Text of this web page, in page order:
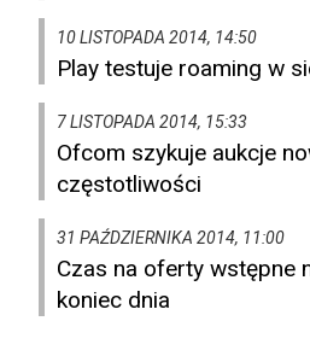
10 LISTOPADA 2014, 14:50
Play testuje roaming w
7 LISTOPADA 2014, 15:33
Ofcom szykuje aukcje
częstotliwości
31 PAŹDZIERNIKA 2014, 11:00
Czas na oferty wstępne
koniec dnia